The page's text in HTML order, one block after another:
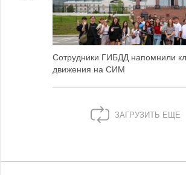
Сотрудники ГИБДД напомнили
движения на СИМ
ЗАГРУЗИТЬ ЕЩЕ